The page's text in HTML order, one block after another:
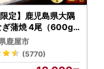
限定】鹿児島県大隅
ぎ蒲焼 4尾（600g
004-04-cp18
魚 惣菜 総菜
鹿屋市
(5770)